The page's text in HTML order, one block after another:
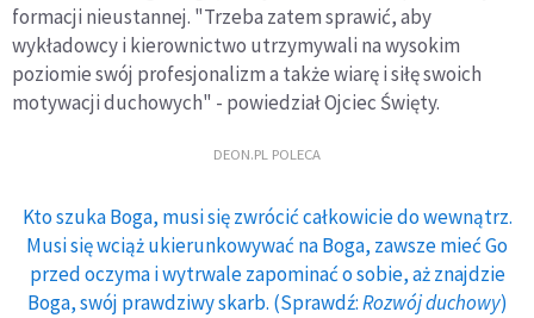
formacji nieustannej. "Trzeba zatem sprawić, aby
wykładowcy i kierownictwo utrzymywali na wysokim
poziomie swój profesjonalizm a także wiarę i siłę swoich
motywacji duchowych" - powiedział Ojciec Święty.
DEON.PL POLECA
Kto szuka Boga, musi się zwrócić całkowicie do wewnątrz.
Musi się wciąż ukierunkowywać na Boga, zawsze mieć Go
przed oczyma i wytrwale zapominać o sobie, aż znajdzie
Boga, swój prawdziwy skarb. (Sprawdź:Rozwój duchowy)